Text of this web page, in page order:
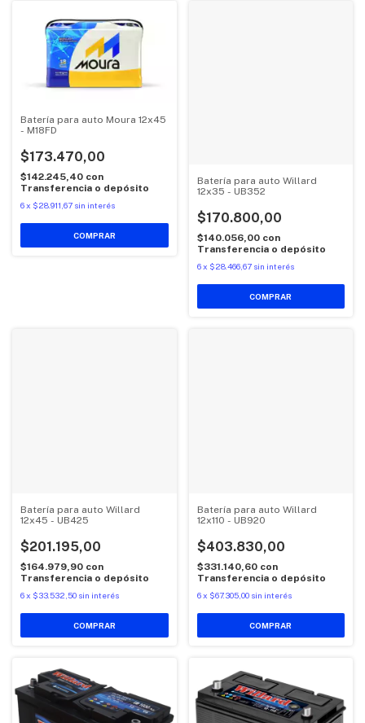
Batería para auto Moura 12x45
- M18FD
$173.470,00
$142.245,40 con
Transferencia o depósito
6x $28.911,67 sin interés
Batería para auto Willard
12x35 - UB352
$170.800,00
$140.056,00 con
Transferencia o depósito
6 x $28.466,67 sin interés
Batería para auto Willard
12x45 - UB425
$201.195,00
$164.979,90 con
Transferencia o depósito
6x $33.532,50 sin interés
Batería para auto Willard
12x110 - UB920
$403.830,00
$331.140,60 con
Transferencia o depósito
6 x $67.305,00 sin interés